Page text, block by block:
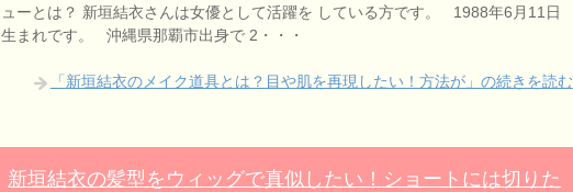
ューとは？ 新垣結衣さんは女優として活躍を している方です。 1988年6月11日
生まれです。 沖縄県那覇市出身で 2・・・
「新垣結衣のメイク道具とは？目や肌を再現したい！方法が」の続きを読む
新垣結衣の髪型をウィッグで真似したい！ショートには切りた